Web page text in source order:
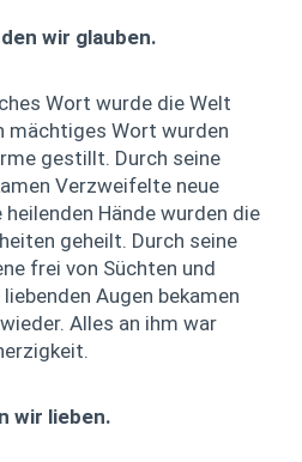
wir glauben.
Wort wurde die Welt
mächtiges Wort wurden
gestillt. Durch seine
Verzweifelte neue
Hände wurden die
geheilt. Durch seine
frei von Süchten und
Augen bekamen
Alles an ihm war
wir lieben.